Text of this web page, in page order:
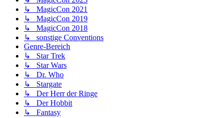
↳ MagicCon 2021
↳ MagicCon 2019
↳ MagicCon 2018
↳ sonstige Conventions
Genre-Bereich
↳ Star Trek
↳ Star Wars
↳ Dr. Who
↳ Stargate
↳ Der Herr der Ringe
↳ Der Hobbit
↳ Fantasy